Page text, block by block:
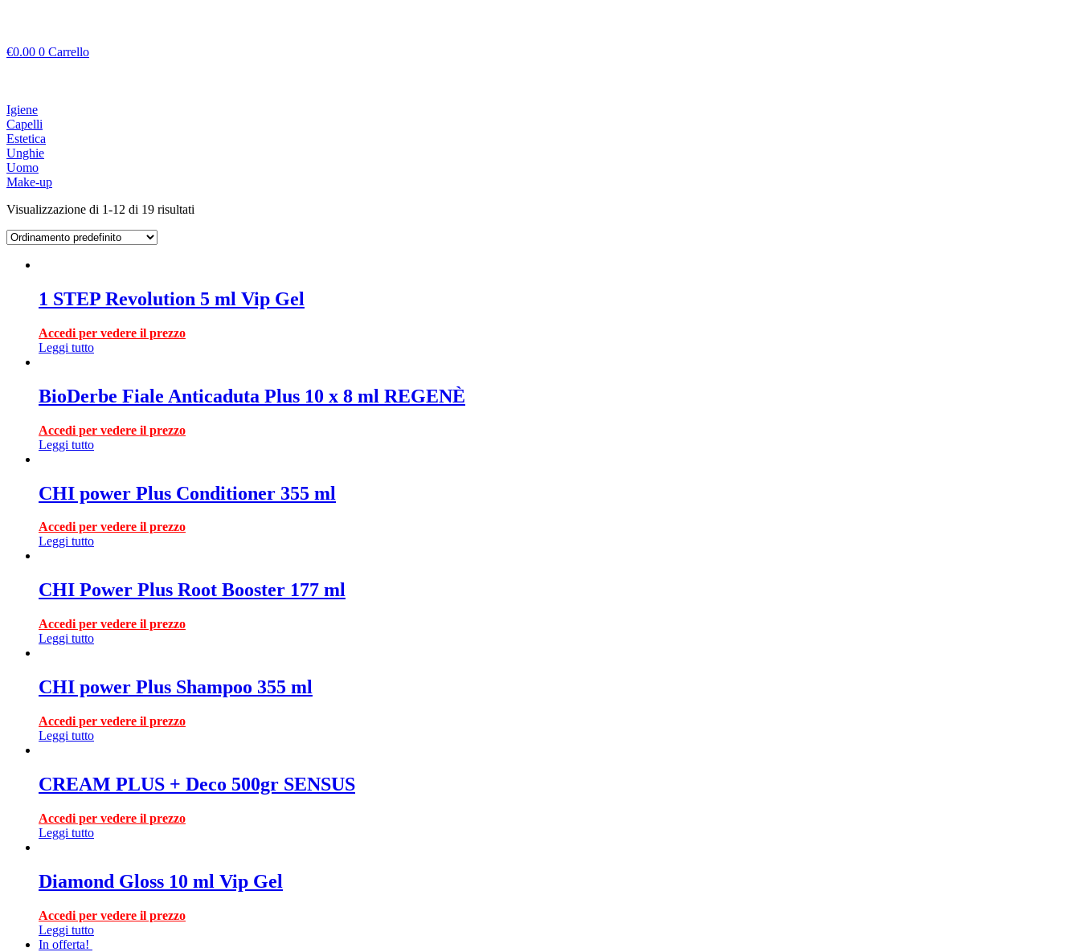
€0.00 0 Carrello
Igiene
Capelli
Estetica
Unghie
Uomo
Make-up
Visualizzazione di 1-12 di 19 risultati
1 STEP Revolution 5 ml Vip Gel
Accedi per vedere il prezzo
Leggi tutto
BioDerbe Fiale Anticaduta Plus 10 x 8 ml REGENÈ
Accedi per vedere il prezzo
Leggi tutto
CHI power Plus Conditioner 355 ml
Accedi per vedere il prezzo
Leggi tutto
CHI Power Plus Root Booster 177 ml
Accedi per vedere il prezzo
Leggi tutto
CHI power Plus Shampoo 355 ml
Accedi per vedere il prezzo
Leggi tutto
CREAM PLUS + Deco 500gr SENSUS
Accedi per vedere il prezzo
Leggi tutto
Diamond Gloss 10 ml Vip Gel
Accedi per vedere il prezzo
Leggi tutto
In offerta!